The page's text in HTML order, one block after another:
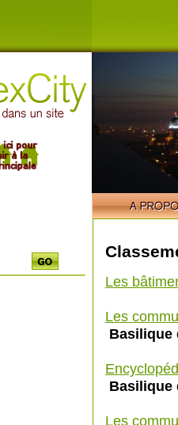
Les
Les
Basilique
Basilique
Les